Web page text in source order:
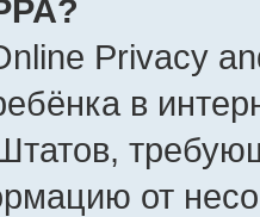
Privacy
в
от